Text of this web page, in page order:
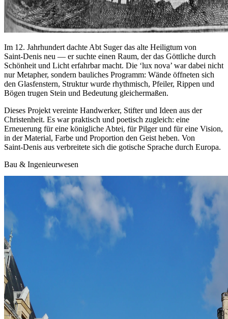
Im 12. Jahrhundert dachte Abt Suger das alte Heiligtum von
Saint‑Denis neu — er suchte einen Raum, der das Göttliche durch
Schönheit und Licht erfahrbar macht. Die ‘lux nova’ war dabei nicht
nur Metapher, sondern bauliches Programm: Wände öffneten sich
den Glasfenstern, Struktur wurde rhythmisch, Pfeiler, Rippen und
Bögen trugen Stein und Bedeutung gleichermaßen.
Dieses Projekt vereinte Handwerker, Stifter und Ideen aus der
Christenheit. Es war praktisch und poetisch zugleich: eine
Erneuerung für eine königliche Abtei, für Pilger und für eine Vision,
in der Material, Farbe und Proportion den Geist heben. Von
Saint‑Denis aus verbreitete sich die gotische Sprache durch Europa.
Bau & Ingenieurwesen